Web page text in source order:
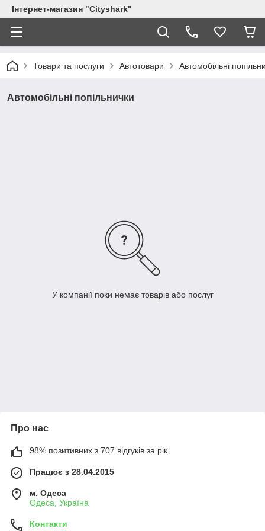
Інтернет-магазин "Сityshark"
Товари та послуги Автотовари Автомобільні
Автомобільні попільнички
У компанії поки немає товарів або послуг
Про нас
98% позитивних з 707 відгуків за рік
Працює з 28.04.2015
м. Одеса
Одеса, Україна
Контакти